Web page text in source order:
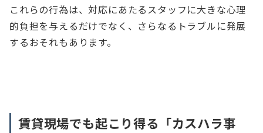
これらの行為は、対応にあたるスタッフに大きな心理
的負担を与えるだけでなく、さらなるトラブルに発展
するおそれもあります。
賃貸現場でも起こり得る「カスハラ事